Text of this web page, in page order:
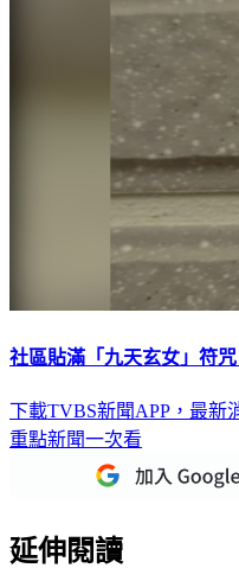
社區貼滿「九天玄女」符
下載TVBS新聞APP，最新
重點新聞一次看
延伸閱讀